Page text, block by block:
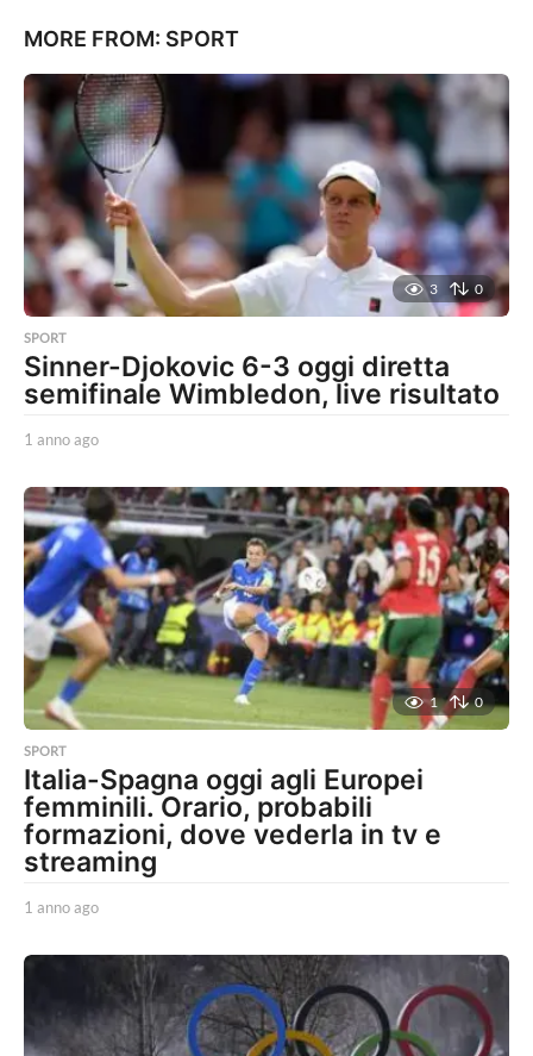
MORE FROM: SPORT
3 0
SPORT
Sinner-Djokovic 6-3 oggi diretta
semifinale Wimbledon, live risultato
1 anno ago
n
n
o
a
g
o
1 0
SPORT
Italia-Spagna oggi agli Europei
femminili. Orario, probabili
formazioni, dove vederla in tv e
streaming
1 anno ago
n
a